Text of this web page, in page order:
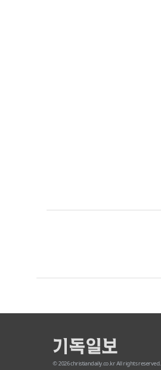
© 2026 christiandaily.co.kr All rights reserved.